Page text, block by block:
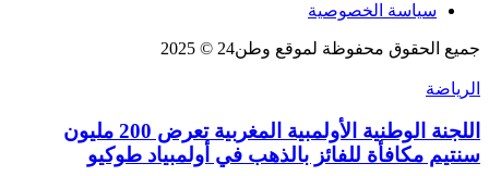
سياسة الخصوصية
جميع الحقوق محفوظة لموقع وطن24 © 2025
الرياضة
اللجنة الوطنية الأولمبية المغربية تعرض 200 مليون
سنتيم مكافأة للفائز بالذهب في أولمبياد طوكيو